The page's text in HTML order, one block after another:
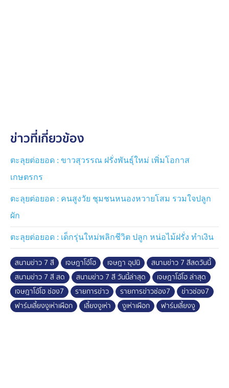
ข่าวที่เกี่ยวข้อง
ตะลุยต่อยอด : ขาวสุวรรณ ฝรั่งพันธุ์ใหม่ เพิ่มโอกาส
เกษตรกร
ตะลุยต่อยอด : คนสูงวัย ชุมชนหนองหวายโสม รวมใจปลูก
ผัก
ตะลุยต่อยอด : เด็กรุ่นใหม่พลิกชีวิต ปลูก หน่อไม้ฝรั่ง ทำเงิน
สนามข่าว 7 สี เจษฎาโอ้โฮ เจษฎา อุปนิ
สนามข่าว 7 สีสดวันนี้
สนามข่าว 7 สี สด
สนามข่าว 7 สี วันนี้ล่าสุด
เจษฎาโอ้โฮ ล่าสุด
เจษฎาโอ้โฮ ช่อง7
รายการข่าว รายการข่าวช่อง7
ข่าวช่อง7
ฟาร์มเลี้ยงงูเห่าเผือก
เลี้ยงงูเห่า งูเห่าเผือก ฟาร์มเลี้ยงงู